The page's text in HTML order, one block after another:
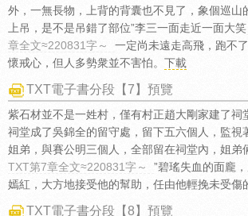
外，一無長物，上背的背囊也不見了，象個巡山
上吊，是不是吊錯了部位”李三一面走近一面大笑
章全文≈220831字～
一定尚未遠走高飛，跑不
懷戒心，但人多勢衆並不害怕。 下載
TXT電子書分段【7】預覽
紫石材並不是一姓村，僅有村正趙大剛家建了祠
祠堂成了吳錦全的留守處，留下五六個人，監視
姐弟，與賽公明三個人，全部留在祠堂內，姐弟
TXT第7章全文≈220831字～
”碧瑤失血的面龐
嫣紅，大方地接受他的幫助，任由他輕挽未受傷
TXT電子書分段【8】預覽